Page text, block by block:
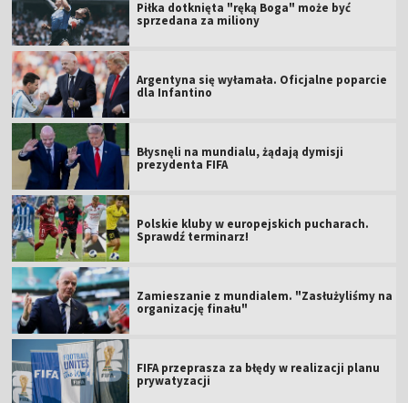
Piłka dotknięta "ręką Boga" może być
sprzedana za miliony
Argentyna się wyłamała. Oficjalne poparcie
dla Infantino
Błysnęli na mundialu, żądają dymisji
prezydenta FIFA
Polskie kluby w europejskich pucharach.
Sprawdź terminarz!
Zamieszanie z mundialem. "Zasłużyliśmy na
organizację finału"
FIFA przeprasza za błędy w realizacji planu
prywatyzacji